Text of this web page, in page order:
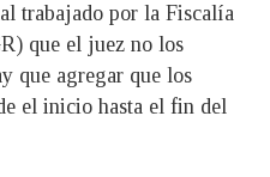
trabajado por la Fiscalía
que el juez no los
que agregar que los
el inicio hasta el fin del